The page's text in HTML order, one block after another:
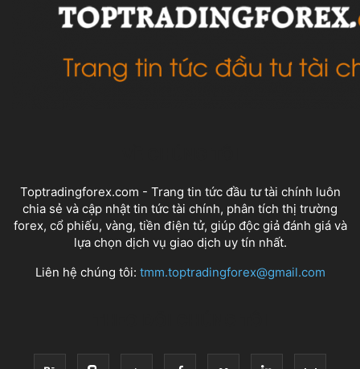
Toptradingforex.com - Trang tin tức đầu tư tài chính luôn
chia sẻ và cập nhật tin tức tài chính, phân tích thị trường
forex, cổ phiếu, vàng, tiền điện tử, giúp độc giả đánh giá và
lựa chọn dịch vụ giao dịch uy tín nhất.
Liên hệ chúng tôi: tmm.toptradingforex@gmail.com